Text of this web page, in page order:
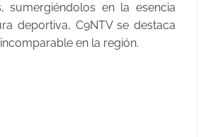
sumergiéndolos en la esencia
deportiva, C9NTV se destaca
en la región.